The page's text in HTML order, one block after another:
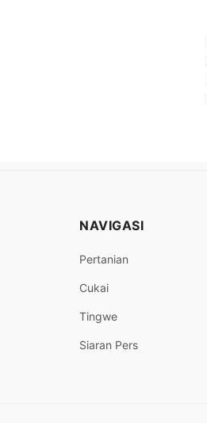
NAVIGASI
Pertanian
Cukai
Tingwe
Siaran Pers